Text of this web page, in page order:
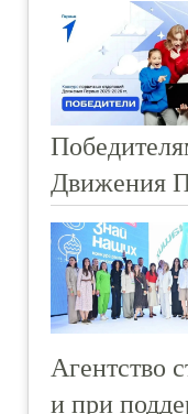
Движения
Агентство
и при